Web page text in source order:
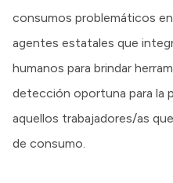
consumos problemáticos
agentes estatales que
humanos para brindar
detección oportuna para la
aquellos trabajadores/as
de consumo.